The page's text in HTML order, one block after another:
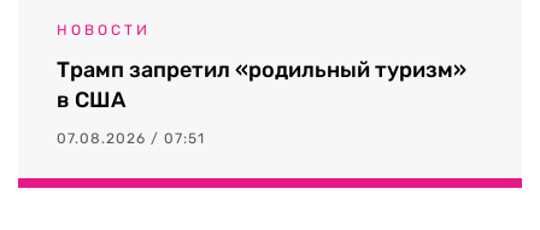
НОВОСТИ
Трамп запретил «родильный туризм»
в США
07.08.2026 / 07:51